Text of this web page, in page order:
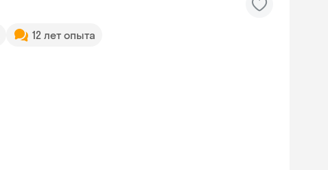
12 лет опыта